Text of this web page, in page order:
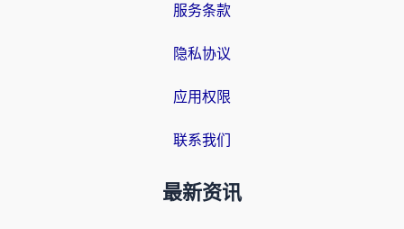
服务条款
隐私协议
应用权限
联系我们
最新资讯